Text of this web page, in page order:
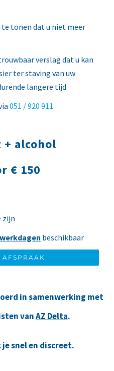
te tonen dat u niet meer
verslag dat u kan
ter staving van uw
langere tijd
051 / 920 911
+ alcohol
€ 150
zijn
beschikbaar
in samenwerking met
vanAZ Delta.
je snel en discreet.